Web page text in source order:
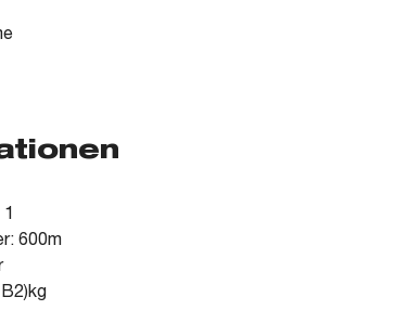
600m